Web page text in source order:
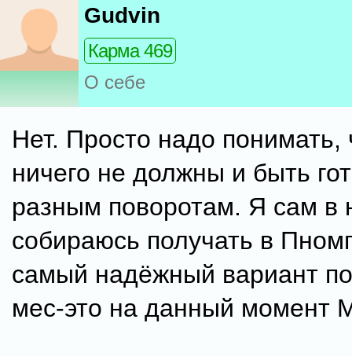
Gudvin
Карма 469
О себе
Нет. Просто надо понимать,
ничего не должны и быть
разным поворотам. Я сам в
собираюсь получать в
самый надёжный вариант
мес-это на данный момент